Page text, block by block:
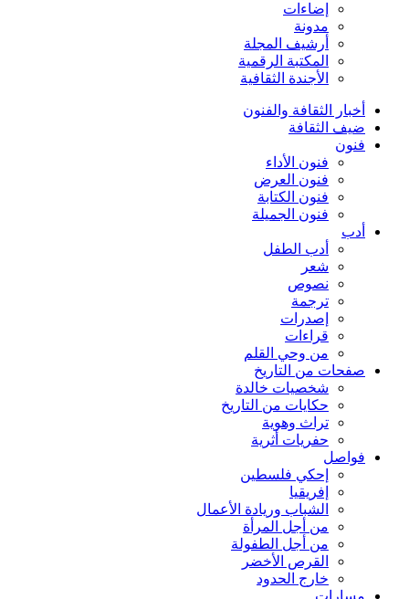
إضاءات
مدونة
أرشيف المجلة
المكتبة الرقمية
الأجندة الثقافية
أخبار الثقافة والفنون
ضيف الثقافة
فنون
فنون الأداء
فنون العرض
فنون الكتابة
فنون الجميلة
أدب
أدب الطفل
شعر
نصوص
ترجمة
إصدرات
قراءات
من وحي القلم
صفحات من التاريخ
شخصيات خالدة
حكايات من التاريخ
تراث وهوية
حفريات أثرية
فواصل
إحكي فلسطين
إفريقيا
الشباب وريادة الأعمال
من أجل المرأة
من أجل الطفولة
القرص الأخضر
خارج الحدود
مسارات